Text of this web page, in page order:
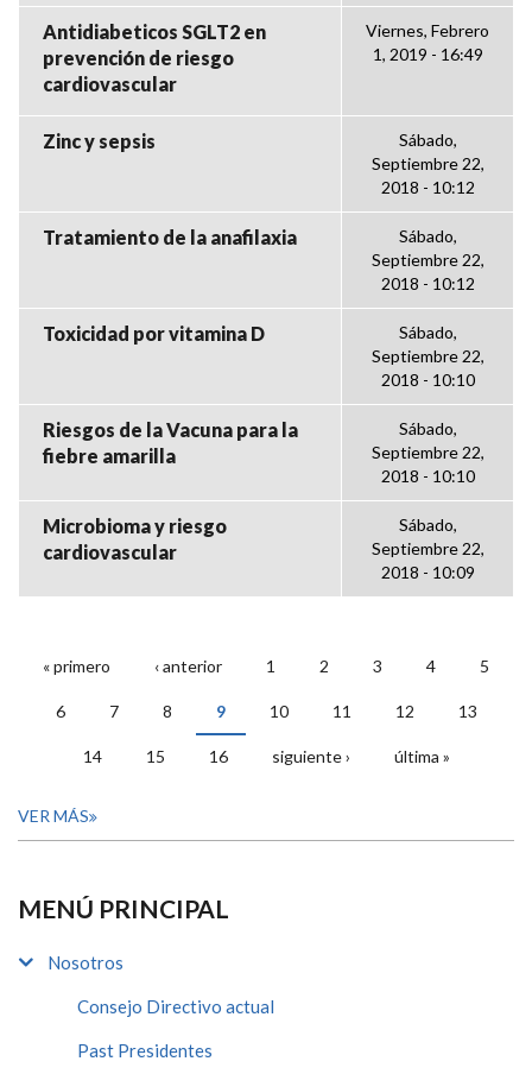
Antidiabeticos SGLT2 en
prevención de riesgo
cardiovascular
Viernes, Febrero
1, 2019 - 16:49
Zinc y sepsis
Sábado,
Septiembre 22,
2018 - 10:12
Tratamiento de la anafilaxia
Sábado,
Septiembre 22,
2018 - 10:12
Toxicidad por vitamina D
Sábado,
Septiembre 22,
2018 - 10:10
Riesgos de la Vacuna para la
fiebre amarilla
Sábado,
Septiembre 22,
2018 - 10:10
Microbioma y riesgo
cardiovascular
Sábado,
Septiembre 22,
2018 - 10:09
PÁGINAS
« primero ‹ anterior 1 2 3 4 5
6 7 8 9 10 11 12 13
14 15 16 siguiente › última »
VER MÁS
MENÚ PRINCIPAL
Nosotros
Consejo Directivo actual
Past Presidentes